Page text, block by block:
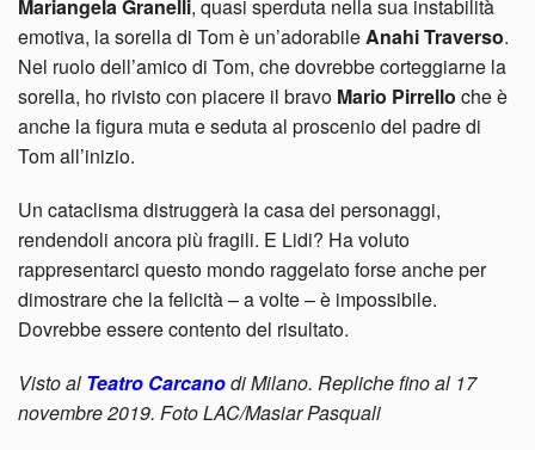
Mariangela Granelli, quasi sperduta nella sua instabilità
emotiva, la sorella di Tom è un’adorabileAnahi Traverso.
Nel ruolo dell’amico di Tom, che dovrebbe corteggiarne la
sorella, ho rivisto con piacere il bravo Mario Pirrello che è
anche la figura muta e seduta al proscenio del padre di
Tom all’inizio.
Un cataclisma distruggerà la casa dei personaggi,
rendendoli ancora più fragili. E Lidi? Ha voluto
rappresentarci questo mondo raggelato forse anche per
dimostrare che la felicità – a volte – è impossibile.
Dovrebbe essere contento del risultato.
Visto al Teatro Carcanodi Milano. Repliche fino al 17
novembre 2019. Foto LAC/Masiar Pasquali